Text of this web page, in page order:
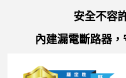
安全不容
內建漏電斷路器